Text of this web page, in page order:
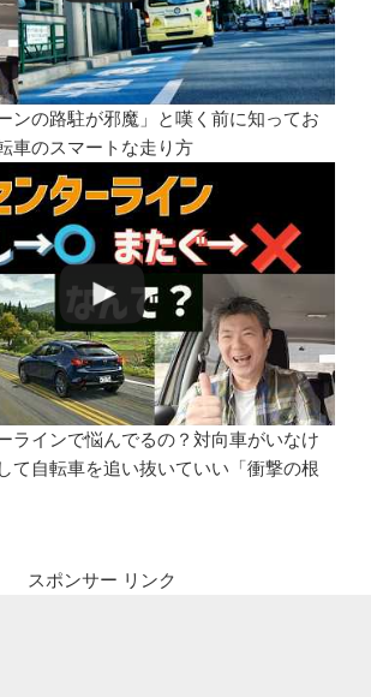
ンの路駐が邪魔」と嘆く前に知ってお
車のスマートな走り方
ラインで悩んでるの？対向車がいなけ
て自転車を追い抜いていい「衝撃の根
スポンサー リンク